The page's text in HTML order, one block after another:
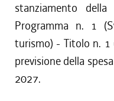
stanziamento
Programma n. 1
turismo) - Titolo n. 1
previsione della
2027.